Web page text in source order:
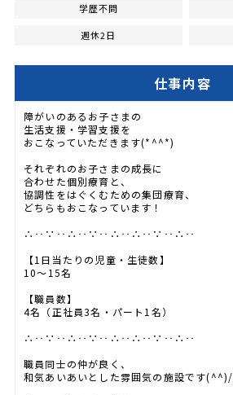
学歴不問
週休2日
仕事内容
障がいのあるお子さまの
生活支援・学習支援を
おこなっていただきます(*^^*)
それぞれのお子さまの成長に
合わせた個別療育と、
協調性をはぐくむための集団療育、
どちらもおこなっています！
∴‥∵‥∴‥∵‥∴‥∴‥∵‥∴‥
【1日当たりの児童・生徒数】
10～15名
【職員数】
4名（正社員3名・パート1名）
∴‥∵‥∴‥∵‥∴‥∴‥∵‥∴‥
職員同士の仲が良く、
和気あいあいとした雰囲気の施設です(^^)/